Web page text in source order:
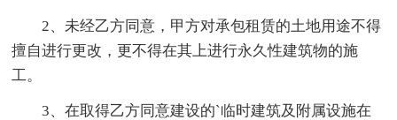
2、未经乙方同意，甲方对承包租赁的土地用途不得
擅自进行更改，更不得在其上进行永久性建筑物的施
工。
3、在取得乙方同意建设的`临时建筑及附属设施在